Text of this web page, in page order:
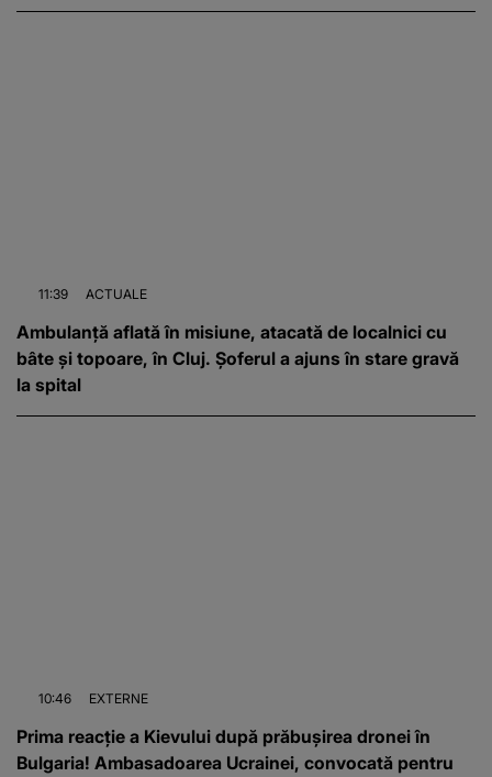
11:39 ACTUALE
Ambulanță aflată în misiune, atacată de localnici cu
bâte și topoare, în Cluj. Șoferul a ajuns în stare gravă
la spital
10:46 EXTERNE
Prima reacție a Kievului după prăbușirea dronei în
Bulgaria! Ambasadoarea Ucrainei, convocată pentru